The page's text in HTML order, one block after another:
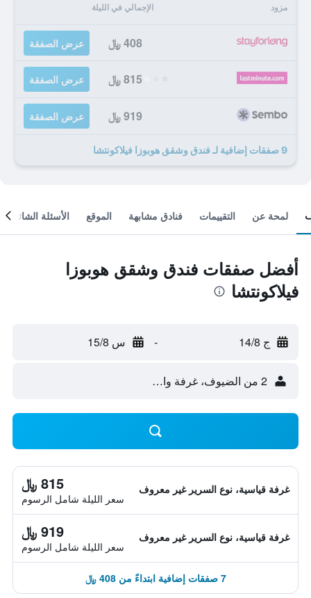
مزود الإجمالي في الليلة
408 ﷼ عرض الصفقة
815 ﷼ عرض الصفقة
919 ﷼ عرض الصفقة
9 صفقات إضافية لـ فندق وشقق هوبوزا فيلاكونتشا
لمحة عن التقييمات فنادق مشابهة الموقع الأسئلة الشائعة
أفضل صفقات فندق وشقق هوبوزا
فيلاكونتشا
ج 14/8 - س 15/8
2 من الضيوف، غرفة واحدة
غرفة قياسية، نوع السرير غير معروف 815 ﷼
سعر الليلة شامل الرسوم
غرفة قياسية، نوع السرير غير معروف 919 ﷼
سعر الليلة شامل الرسوم
7 صفقات إضافية ابتداءً من 408 ﷼